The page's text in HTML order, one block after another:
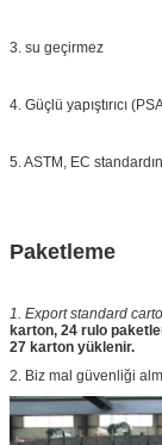
3. su geçirmez
4. Güçlü yapıştırıcı
5. ASTM, EC
Paketleme
1. Export standard
karton, 24 rulo
27 karton yüklenir.
2. Biz mal güvenliği